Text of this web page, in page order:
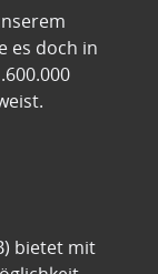
es doch in
bietet mit